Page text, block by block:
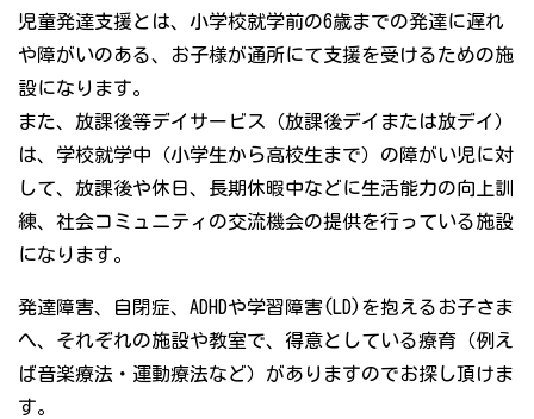
児童発達支援とは、小学校就学前の6歳までの発達に遅れ
や障がいのある、お子様が通所にて支援を受けるための施
設になります。
また、放課後等デイサービス（放課後デイまたは放デイ）
は、学校就学中（小学生から高校生まで）の障がい児に対
して、放課後や休日、長期休暇中などに生活能力の向上訓
練、社会コミュニティの交流機会の提供を行っている施設
になります。
発達障害、自閉症、ADHDや学習障害(LD)を抱えるお子さま
へ、それぞれの施設や教室で、得意としている療育（例え
ば音楽療法・運動療法など）がありますのでお探し頂けま
す。